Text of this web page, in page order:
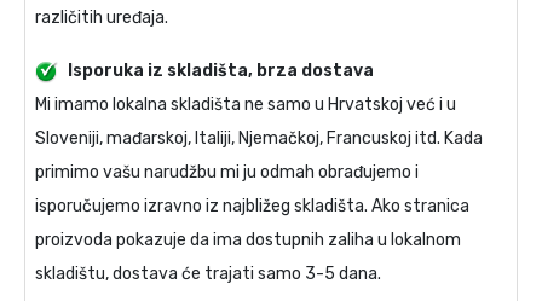
različitih uređaja.
Isporuka iz skladišta, brza dostava
Mi imamo lokalna skladišta ne samo u Hrvatskoj već i u
Sloveniji, mađarskoj, Italiji, Njemačkoj, Francuskoj itd. Kada
primimo vašu narudžbu mi ju odmah obrađujemo i
isporučujemo izravno iz najbližeg skladišta. Ako stranica
proizvoda pokazuje da ima dostupnih zaliha u lokalnom
skladištu, dostava će trajati samo 3-5 dana.